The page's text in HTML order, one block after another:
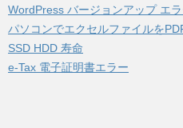
WordPress バージョンアップ エ
パソコンでエクセルファイルを
SSD HDD 寿命
e-Tax 電子証明書エラー